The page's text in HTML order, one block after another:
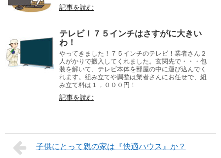
記事を読む
テレビ！７５インチはさすがに大きい
わ！
やってきました！７５インチのテレビ！業者さん２
人がかりで搬入してくれました。玄関先で・・・包
装を解いて、テレビ本体を部屋の中に運び込んでく
れます。組み立てや調整は業者さんにお任せで、組
み立て料は１，０００円！
記事を読む
子供にとって親の家は『快適ハウス』か？